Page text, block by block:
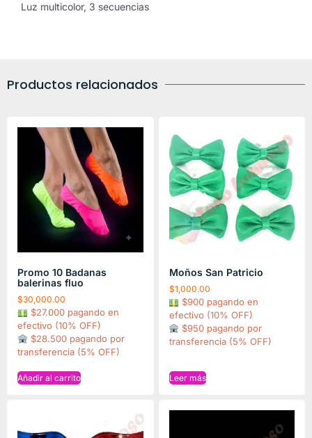
Luz multicolor, 3 secuencias
Productos relacionados
Promo 10 Badanas
balerinas fluo
$30,000.00
$27.000 pagando en
efectivo (10% OFF)
$28.500 pagando por
transferencia (5% OFF)
Añadir al carrito
Moños San Patricio
$1,000.00
$900 pagando en
efectivo (10% OFF)
$950 pagando por
transferencia (5% OFF)
Leer más